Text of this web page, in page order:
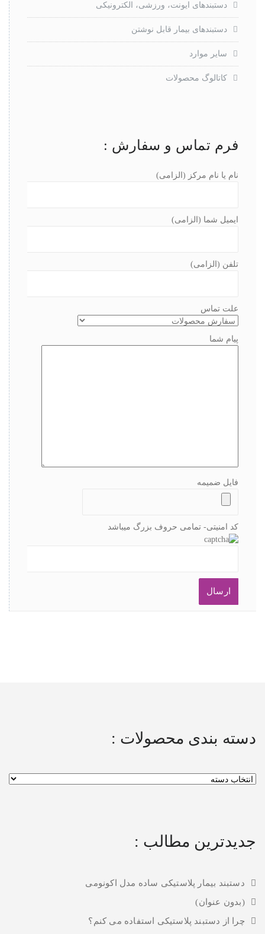
دستبندهای ایونت، ورزشی، الکترونیکی
دستبندهای بیمار قابل نوشتن
سایر موارد
کاتالوگ محصولات
فرم تماس و سفارش :
نام یا نام مرکز (الزامی)
ایمیل شما (الزامی)
تلفن (الزامی)
علت تماس
پیام شما
فایل ضمیمه
کد امنیتی- تمامی حروف بزرگ میباشد
دسته بندی محصولات :
جدیدترین مطالب :
دستبند بیمار پلاستیکی ساده مدل اکونومی
(بدون عنوان)
چرا از دستبند پلاستیکی استفاده می کنم؟